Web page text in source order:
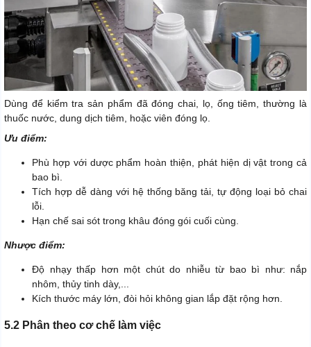
Dùng để kiểm tra sản phẩm đã đóng chai, lọ, ống tiêm, thường là
thuốc nước, dung dịch tiêm, hoặc viên đóng lọ.
Ưu điểm:
Phù hợp với dược phẩm hoàn thiện, phát hiện dị vật trong cả
bao bì.
Tích hợp dễ dàng với hệ thống băng tải, tự động loại bỏ chai
lỗi.
Hạn chế sai sót trong khâu đóng gói cuối cùng.
Nhược điểm:
Độ nhạy thấp hơn một chút do nhiễu từ bao bì như: nắp
nhôm, thủy tinh dày,...
Kích thước máy lớn, đòi hỏi không gian lắp đặt rộng hơn.
5.2 Phân theo cơ chế làm việc